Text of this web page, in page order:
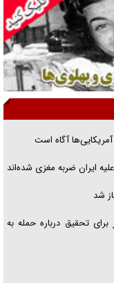
فرمانده جهادی و
۶ قاره در برابر یورش به پاسگاه‌های
آگاه است
ایران ضربه مغزی شده‌اند
شد
تحقیق درباره حمله به